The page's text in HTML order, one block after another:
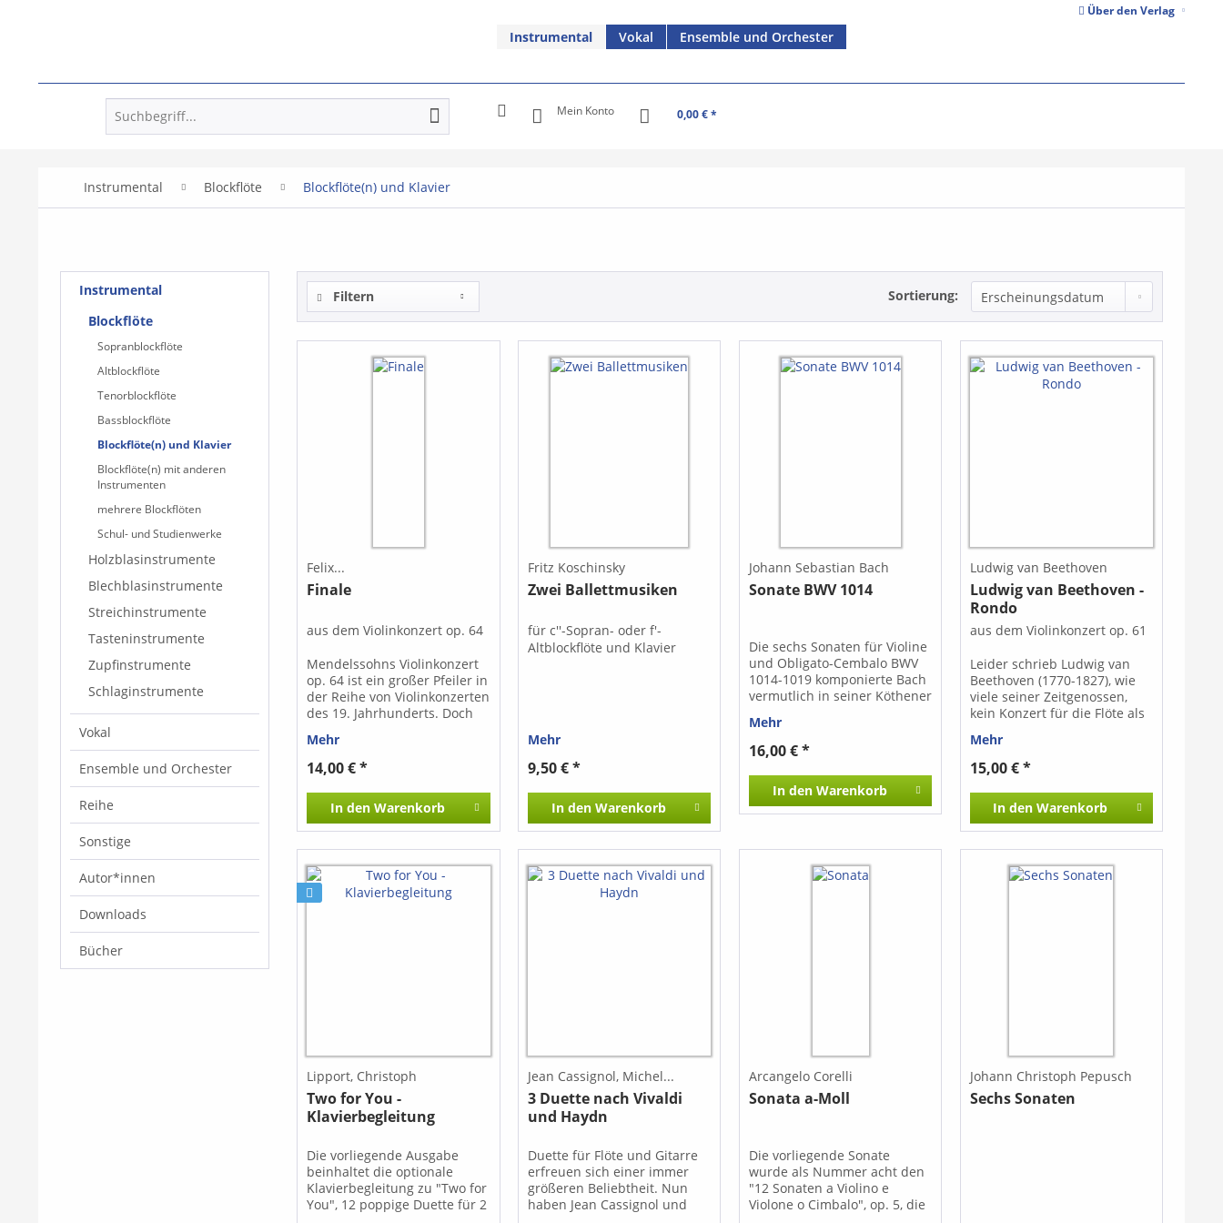
Über den Verlag
Instrumental Vokal Ensemble und Orchester
Mein Konto 0,00 € *
Instrumental Blockflöte Blockflöte(n) und Klavier
Instrumental
Blockflöte
Sopranblockflöte
Altblockflöte
Tenorblockflöte
Bassblockflöte
Blockflöte(n) und Klavier
Blockflöte(n) mit anderen
Instrumenten
mehrere Blockflöten
Schul- und Studienwerke
Holzblasinstrumente
Blechblasinstrumente
Streichinstrumente
Tasteninstrumente
Zupfinstrumente
Schlaginstrumente
Vokal
Ensemble und Orchester
Reihe
Sonstige
Autor*innen
Downloads
Bücher
Filtern Sortierung:
Felix...
Finale
aus dem Violinkonzert op. 64
Mendelssohns Violinkonzert
op. 64 ist ein großer Pfeiler in
der Reihe von Violinkonzerten
des 19. Jahrhunderts. Doch
Beethoven, Brahms und
Tschaikowsky, schreibt auch
Mendelssohn wenig Musik
für die Flöte als
Soloinstrument. Jean
Cassignol schafft es nun, das
Violinkonzert op. 64 für
Querflöte bzw. Altblockflöte
einzurichten, sodass es dem
Mehr
14,00 € *
In den Warenkorb
Fritz Koschinsky
Zwei Ballettmusiken
für c''-Sopran- oder f'-
Altblockflöte und Klavier
Mehr
9,50 € *
In den Warenkorb
Johann Sebastian Bach
Sonate BWV 1014
Die sechs Sonaten für Violine
und Obligato-Cembalo BWV
1014-1019 komponierte Bach
vermutlich in seiner Köthener
Sonaten, denn sie sind in
erster Linie für das Cembalo
gedacht, mit Begleitung eines
Melodie-Instruments. Nun
hat Clémence Grégoire die
Sonate BWV 1014 für
auf die Gegebenheiten der
Mehr
16,00 € *
In den Warenkorb
Ludwig van Beethoven
Ludwig van Beethoven -
Rondo
aus dem Violinkonzert op. 61
Leider schrieb Ludwig van
Beethoven (1770-1827), wie
viele seiner Zeitgenossen,
kein Konzert für die Flöte als
Violinkonzert op. 61 aber ist
eines der größten und
bekanntesten Solo-Konzerte
seiner Zeit. Jean Cassignol
schafft es nun, das
weltberühmte Rondo aus
Querflöte bzw. Altblockflöte
einzurichten, sodass es dem
Mehr
15,00 € *
In den Warenkorb
Lipport, Christoph
Two for You -
Klavierbegleitung
Die vorliegende Ausgabe
beinhaltet die optionale
Klavierbegleitung zu "Two for
You", 12 poppige Duette für 2
Jean Cassignol, Michel...
3 Duette nach Vivaldi
und Haydn
Duette für Flöte und Gitarre
erfreuen sich einer immer
größeren Beliebtheit. Nun
haben Jean Cassignol und
Arcangelo Corelli
Sonata a-Moll
Die vorliegende Sonate
wurde als Nummer acht den
"12 Sonaten a Violino e
Violone o Cimbalo", op. 5, die
Johann Christoph Pepusch
Sechs Sonaten